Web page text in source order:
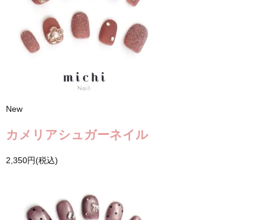
New
カメリアシュガーネイル
2,350円(税込)